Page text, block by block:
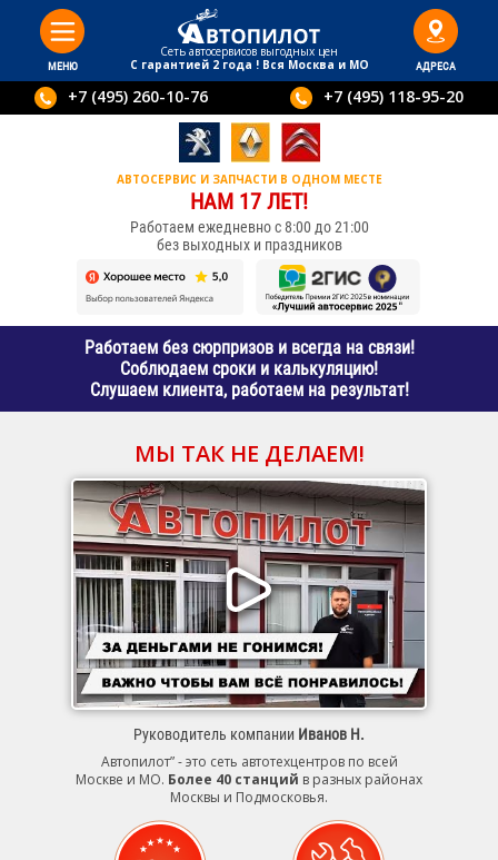
МЕНЮ
Сеть автосервисов выгодныx цен
С гарантией 2 года ! Вся Москва и МО
АДРЕСА
+7 (495) 260-10-76 +7 (495) 118-95-20
АВТОСЕРВИС И ЗАПЧАСТИ В ОДНОМ МЕСТЕ
НАМ 17 ЛЕТ!
Работаем ежедневно с 8:00 до 21:00
без выходных и праздников
Работаем без сюрпризов и всегда на связи!
Соблюдаем сроки и калькуляцию!
Слушаем клиента, работаем на результат!
МЫ ТАК НЕ ДЕЛАЕМ!
Руководитель компании Иванов Н.
Автопилот” - это сеть автотехцентров по всей
Москве и МО. Более 40 станций в разных районах
Москвы и Подмосковья.